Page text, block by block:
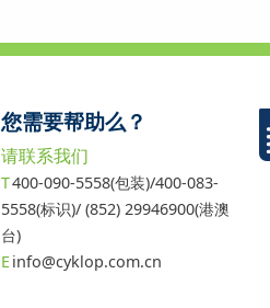
您需要帮助么？
请联系我们
400-090-5558(包装)/400-083-
5558(标识)/ (852) 29946900(港澳
台)
info@cyklop.com.cn